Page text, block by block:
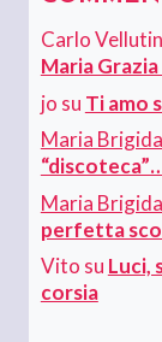
Carlo
Maria
jo su Ti amo
Maria
Maria
perfetta
Vito su Luci,
corsia